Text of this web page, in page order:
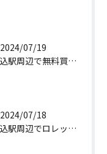
2024/07/19
駒込駅周辺で無料買取を試すチャンス！ベストな方法とコツ
2024/07/18
駒込駅周辺でロレックスを高価買取する方法と無料査定のコツ